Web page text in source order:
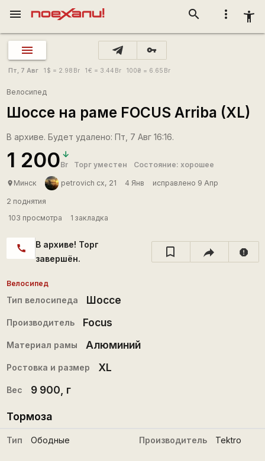
more_vert accessibility_new
search
menu
vpn_key
Пт, 7 Авг 1 $ = 2.98 Br 1€ = 3.44 Br 100₴ = 6.65 Br
Велосипед
Шоссе на раме FOCUS Arriba (XL)
В архиве. Будет удалено: Пт, 7 Авг 16:16.
1 200Br Торг уместен Состояние: хорошее
place Минск petrovich cx, 21 4 Янв исправлено 9 Апр
2 поднятия
103 просмотра
1 закладка
call
В архиве! Торг
завершён.
report
Велосипед
Тип велосипеда Шоссе
Производитель Focus
Материал рамы Алюминий
Ростовка и размер XL
Вес 9 900 , г
Тормоза
Тип Ободные Производитель Tektro